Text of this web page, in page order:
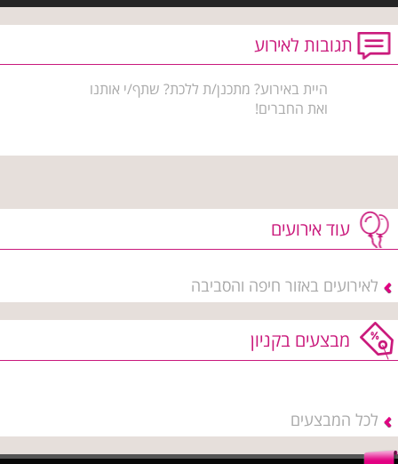
תגובות לאירוע
היית באירוע? מתכנן/ת ללכת? שתף/י אותנו
ואת החברים!
עוד אירועים
לאירועים באזור חיפה והסביבה
מבצעים בקניון
לכל המבצעים